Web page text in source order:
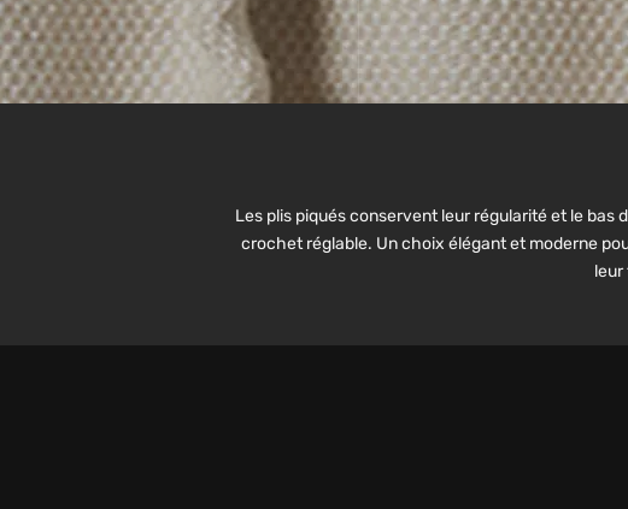
Les plis piqués conservent leur régularité et le
crochet réglable. Un choix élégant et moderne
leur